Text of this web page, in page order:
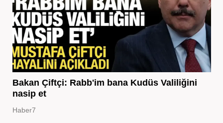
Bakan Çiftçi: Rabb'im bana Kudüs Valiliğini
nasip et
Haber7